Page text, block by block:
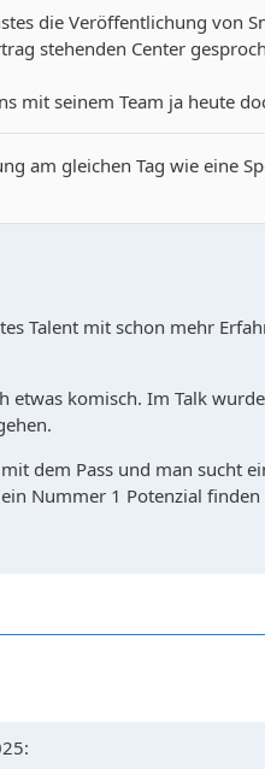
die Veröffentlichung von
stehenden Center
mit seinem Team ja heute
am gleichen Tag wie eine
Talent mit schon mehr
etwas komisch. Im Talk
dem Pass und man sucht
Nummer 1 Potenzial finden